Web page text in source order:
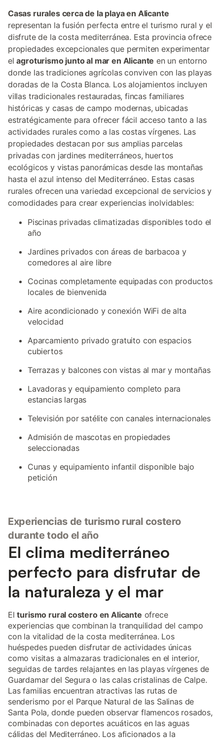
Casas rurales cerca de la playa en Alicante
representan la fusión perfecta entre el turismo rural y el
disfrute de la costa mediterránea. Esta provincia ofrece
propiedades excepcionales que permiten experimentar
elagroturismo junto al mar en Alicante en un entorno
donde las tradiciones agrícolas conviven con las playas
doradas de la Costa Blanca. Los alojamientos incluyen
villas tradicionales restauradas, fincas familiares
históricas y casas de campo modernas, ubicadas
estratégicamente para ofrecer fácil acceso tanto a las
actividades rurales como a las costas vírgenes. Las
propiedades destacan por sus amplias parcelas
privadas con jardines mediterráneos, huertos
ecológicos y vistas panorámicas desde las montañas
hasta el azul intenso del Mediterráneo. Estas casas
rurales ofrecen una variedad excepcional de servicios y
comodidades para crear experiencias inolvidables:
Piscinas privadas climatizadas disponibles todo el
año
Jardines privados con áreas de barbacoa y
comedores al aire libre
Cocinas completamente equipadas con productos
locales de bienvenida
Aire acondicionado y conexión WiFi de alta
velocidad
Aparcamiento privado gratuito con espacios
cubiertos
Terrazas y balcones con vistas al mar y montañas
Lavadoras y equipamiento completo para
estancias largas
Televisión por satélite con canales internacionales
Admisión de mascotas en propiedades
seleccionadas
Cunas y equipamiento infantil disponible bajo
petición
Experiencias de turismo rural costero
durante todo el año
El clima mediterráneo
perfecto para disfrutar de
la naturaleza y el mar
Elturismo rural costero en Alicante ofrece
experiencias que combinan la tranquilidad del campo
con la vitalidad de la costa mediterránea. Los
huéspedes pueden disfrutar de actividades únicas
como visitas a almazaras tradicionales en el interior,
seguidas de tardes relajantes en las playas vírgenes de
Guardamar del Segura o las calas cristalinas de Calpe.
Las familias encuentran atractivas las rutas de
senderismo por el Parque Natural de las Salinas de
Santa Pola, donde pueden observar flamencos rosados,
combinadas con deportes acuáticos en las aguas
cálidas del Mediterráneo. Los aficionados a la